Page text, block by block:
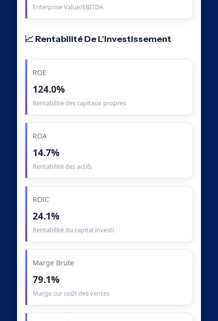
Enterprise Value/EBITDA
📈 Rentabilité De L’Investissement
ROE
124.0%
Rentabilité des capitaux propres
ROA
14.7%
Rentabilité des actifs
ROIC
24.1%
Rentabilité du capital investi
Marge Brute
79.1%
Marge sur coût des ventes